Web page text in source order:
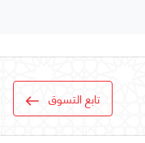
تابع التسوق